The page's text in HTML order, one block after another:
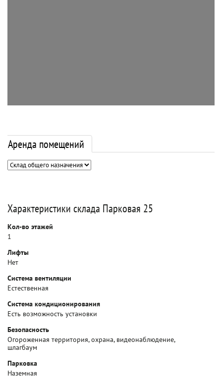
Аренда помещений
Характеристики склада Парковая 25
Кол-во этажей
1
Лифты
Нет
Система вентиляции
Естественная
Система кондиционирования
Есть возможность установки
Безопасность
Огороженная территория, охрана, видеонаблюдение,
шлагбаум
Парковка
Наземная